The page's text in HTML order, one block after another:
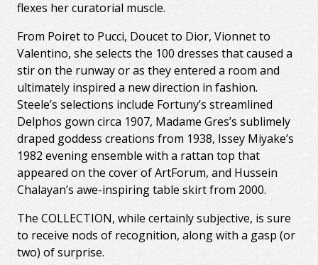
flexes her curatorial muscle.
From Poiret to Pucci, Doucet to Dior, Vionnet to
Valentino, she selects the 100 dresses that caused a
stir on the runway or as they entered a room and
ultimately inspired a new direction in fashion.
Steele’s selections include Fortuny’s streamlined
Delphos gown circa 1907, Madame Gres’s sublimely
draped goddess creations from 1938, Issey Miyake’s
1982 evening ensemble with a rattan top that
appeared on the cover of ArtForum, and Hussein
Chalayan’s awe-inspiring table skirt from 2000.
The COLLECTION, while certainly subjective, is sure
to receive nods of recognition, along with a gasp (or
two) of surprise.